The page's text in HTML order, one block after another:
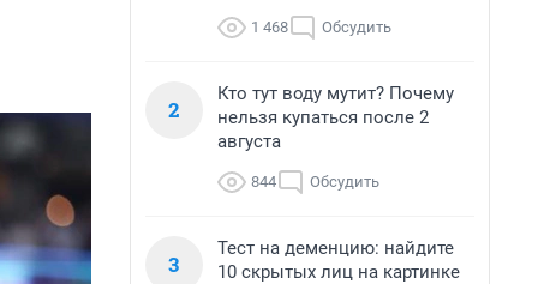
1 468 Обсудить
2
Кто тут воду мутит? Почему
нельзя купаться после 2
августа
844 Обсудить
3
Тест на деменцию: найдите
10 скрытых лиц на картинке